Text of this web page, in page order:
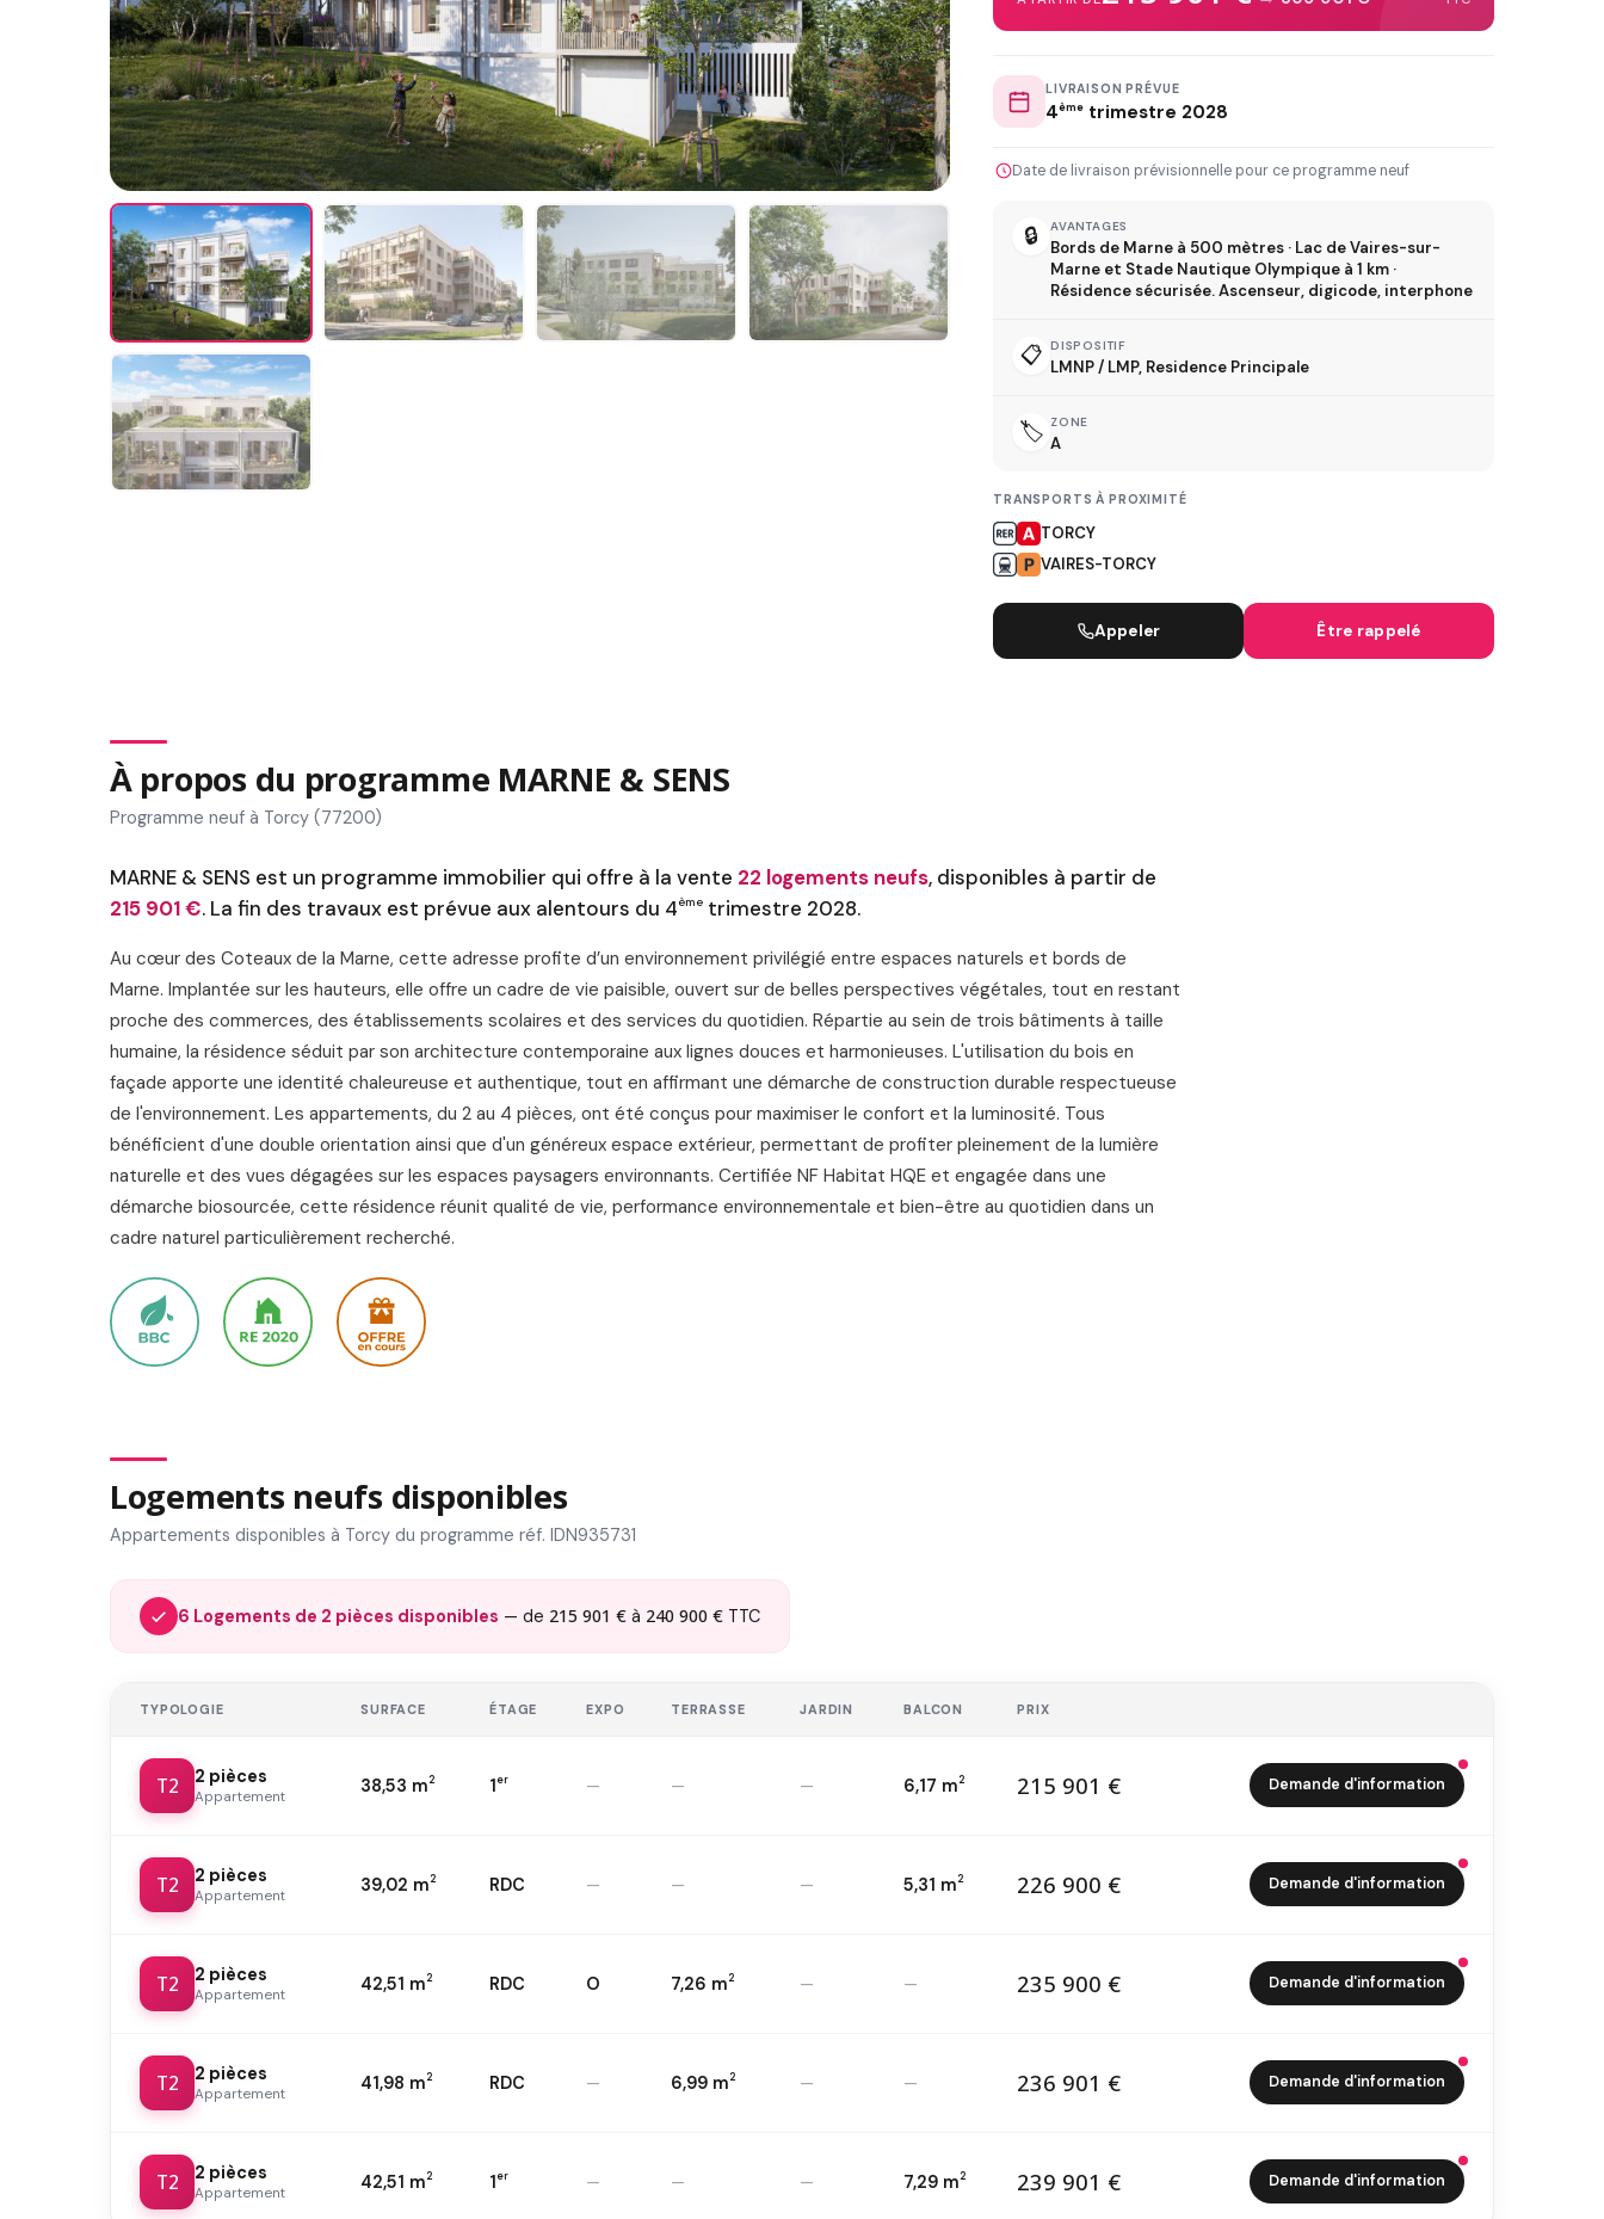
Immédiate 2027 2028
TVA réduite
MÉTRO
LIGNES SNCF
LIVRAISON PRÉVUE
4ème trimestre 2028
Date de livraison prévisionnelle pour ce programme neuf
🔒 AVANTAGES
Bords de Marne à 500 mètres · Lac de Vaires-sur-
Marne et Stade Nautique Olympique à 1 km ·
Résidence sécurisée. Ascenseur, digicode, interphone
📋 DISPOSITIF
LMNP / LMP, Residence Principale
🏷️ ZONE
A
TRANSPORTS À PROXIMITÉ
TORCY
VAIRES-TORCY
Appeler Être rappelé
À propos du programme MARNE & SENS
Programme neuf à Torcy (77200)
MARNE & SENS est un programme immobilier qui offre à la vente 22 logements neufs, disponibles à partir de
215 901 €. La fin des travaux est prévue aux alentours du 4ème trimestre 2028.
Au cœur des Coteaux de la Marne, cette adresse profite d’un environnement privilégié entre espaces naturels et bords de
Marne. Implantée sur les hauteurs, elle offre un cadre de vie paisible, ouvert sur de belles perspectives végétales, tout en restant
proche des commerces, des établissements scolaires et des services du quotidien. Répartie au sein de trois bâtiments à taille
humaine, la résidence séduit par son architecture contemporaine aux lignes douces et harmonieuses. L'utilisation du bois en
façade apporte une identité chaleureuse et authentique, tout en affirmant une démarche de construction durable respectueuse
de l'environnement. Les appartements, du 2 au 4 pièces, ont été conçus pour maximiser le confort et la luminosité. Tous
bénéficient d'une double orientation ainsi que d'un généreux espace extérieur, permettant de profiter pleinement de la lumière
naturelle et des vues dégagées sur les espaces paysagers environnants. Certifiée NF Habitat HQE et engagée dans une
démarche biosourcée, cette résidence réunit qualité de vie, performance environnementale et bien-être au quotidien dans un
cadre naturel particulièrement recherché.
Logements neufs disponibles
Appartements disponibles à Torcy du programme réf. IDN935731
6 Logements de 2 pièces disponibles — de 215 901 € à 240 900 € TTC
TYPOLOGIE SURFACE ÉTAGE EXPO TERRASSE JARDIN BALCON PRIX
T2 2 pièces
Appartement
38,53 m2 1er — — — 6,17 m2 215 901 € Demande d'information
T2 2 pièces
Appartement
39,02 m2 RDC — — — 5,31 m2 226 900 € Demande d'information
T2 2 pièces
Appartement
42,51 m2 RDC O 7,26 m2 — — 235 900 € Demande d'information
T2 2 pièces
Appartement
41,98 m2 RDC — 6,99 m2 — — 236 901 € Demande d'information
T2 2 pièces
Appartement
42,51 m2 1er — — — 7,29 m2 239 901 € Demande d'information